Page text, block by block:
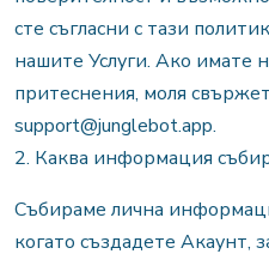
сте съгласни с тази
нашите Услуги. Ако имате
притеснения, моля
support@junglebot.app.
2. Каква информация
Събираме лична
когато създадете Акаунт,